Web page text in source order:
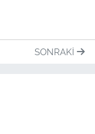
SONRAKI